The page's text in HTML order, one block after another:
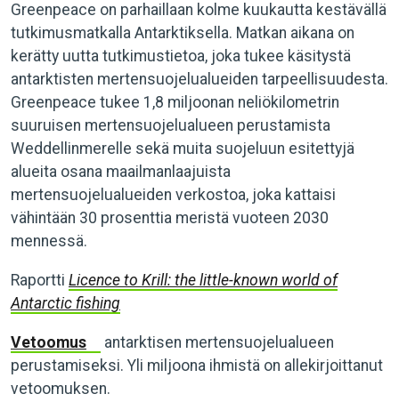
Greenpeace on parhaillaan kolme kuukautta kestävällä
tutkimusmatkalla Antarktiksella. Matkan aikana on
kerätty uutta tutkimustietoa, joka tukee käsitystä
antarktisten mertensuojelualueiden tarpeellisuudesta.
Greenpeace tukee 1,8 miljoonan neliökilometrin
suuruisen mertensuojelualueen perustamista
Weddellinmerelle sekä muita suojeluun esitettyjä
alueita osana maailmanlaajuista
mertensuojelualueiden verkostoa, joka kattaisi
vähintään 30 prosenttia meristä vuoteen 2030
mennessä.
Raportti Licence to Krill: the little-known world of
Antarctic fishing
Vetoomus
antarktisen mertensuojelualueen
perustamiseksi. Yli miljoona ihmistä on allekirjoittanut
vetoomuksen.